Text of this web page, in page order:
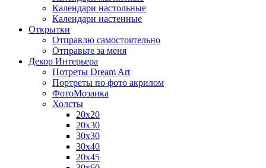
Календари настольные
Календари настенные
Открытки
Отправлю самостоятельно
Отправьте за меня
Декор Интерьера
Потреты Dream Art
Портреты по фото акрилом
ФотоМозаика
Холсты
20х20
20х30
30х30
30х40
20х45